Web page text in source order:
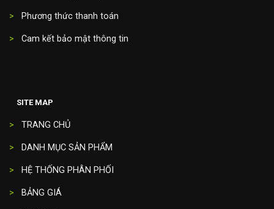
> Phương thức thanh toán
> Cam kết bảo mật thông tin
SITE MAP
> TRANG CHỦ
> DANH MỤC SẢN PHẨM
> HỆ THỐNG PHÂN PHỐI
> BẢNG GIÁ